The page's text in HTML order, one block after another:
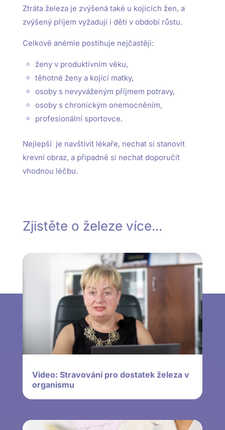
Ztráta železa je zvýšená také u kojících žen, a
zvýšený příjem vyžadují i děti v období růstu.
Celkově anémie postihuje nejčastěji:
ženy v produktivním věku,
těhotné ženy a kojící matky,
osoby s nevyváženým příjmem potravy,
osoby s chronickým onemocněním,
profesionální sportovce.
Nejlepší je navštívit lékaře, nechat si stanovit
krevní obraz, a případně si nechat doporučit
vhodnou léčbu.
Zjistěte o železe více...
Video: Stravování pro dostatek železa v
organismu